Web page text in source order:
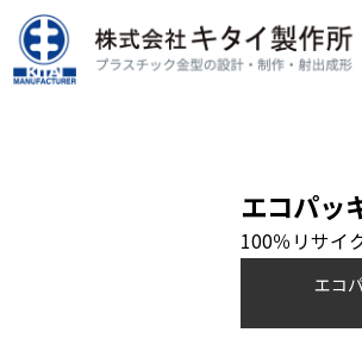
エコパッ
100％リサイ
エコ